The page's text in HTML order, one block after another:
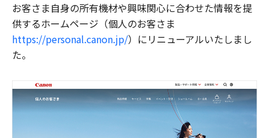
お客さま自身の所有機材や興味関心に合わせた情報を提
供するホームページ（個人のお客さま
https://personal.canon.jp/）にリニューアルいたしまし
た。